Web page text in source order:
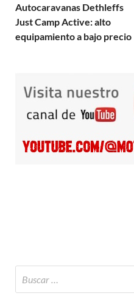
Autocaravanas Dethleffs
Just Camp Active: alto
equipamiento a bajo precio